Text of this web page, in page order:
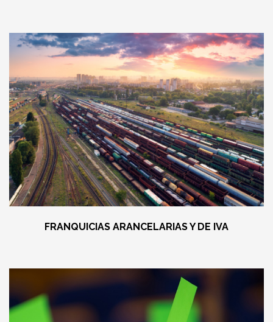
FRANQUICIAS ARANCELARIAS Y DE IVA